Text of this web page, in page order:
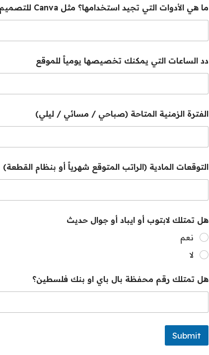
ما هي الأدوات التي تجيد استخدامها؟ مثل Canva للتصميم، أدوات الذكاء الاصطناعي، Google Analytics
دد الساعات التي يمكنك تخصيصها يومياً للموقع
الفترة الزمنية المتاحة (صباحي / مسائي / ليلي)
التوقعات المادية (الراتب المتوقع شهرياً أو بنظام القطعة)
كُ
تّ
ا
ب
ب
تّ
ل
ت
هل تمتلك لابتوب أو ايباد أو جوال حديث
نعم
لا
هل تمتلك رقم محفظة بال باي او بنك فلسطين؟
Submit